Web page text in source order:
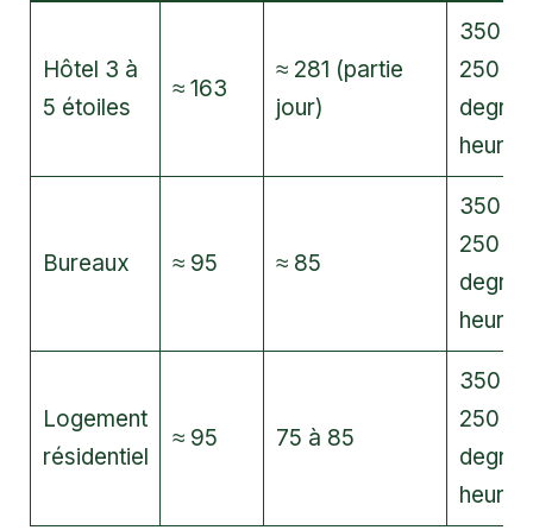
Hôtel 3 à
5 étoiles
≈ 163
≈ 281 (partie
jour)
350 / 1
250
heures
Bureaux ≈ 95 ≈ 85
350 / 1
250
heures
Logement
résidentiel
≈ 95 75 à 85
350 / 1
250
heures